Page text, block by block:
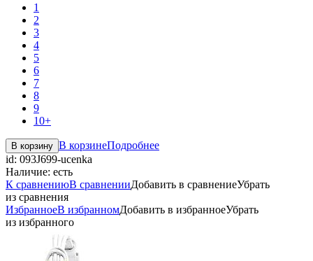
1
2
3
4
5
6
7
8
9
10+
В корзину В корзинеПодробнее
id: 093J699-ucenka
Наличие: есть
К сравнениюВ сравненииДобавить в сравнениеУбрать
из сравнения
ИзбранноеВ избранномДобавить в избранноеУбрать
из избранного